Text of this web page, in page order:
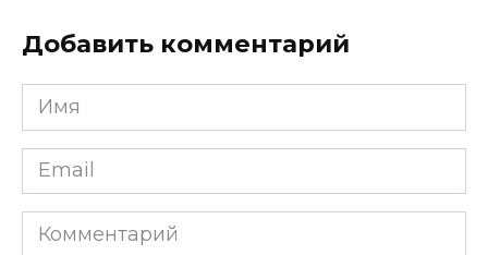
Добавить комментарий
Имя
*
Email
*
Комментарий